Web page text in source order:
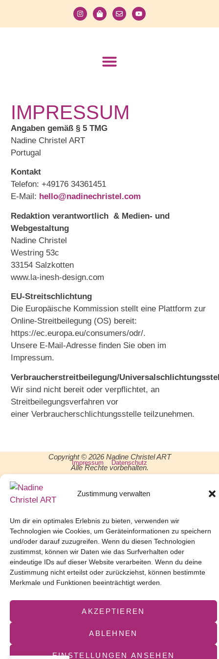
Zustimmung verwalten
Um dir ein optimales Erlebnis zu bieten, verwenden wir
Technologien wie Cookies, um Geräteinformationen zu speichern
und/oder darauf zuzugreifen. Wenn du diesen Technologien
zustimmst, können wir Daten wie das Surfverhalten oder
eindeutige IDs auf dieser Website verarbeiten. Wenn du deine
Zustimmung nicht erteilst oder zurückziehst, können bestimmte
Merkmale und Funktionen beeinträchtigt werden.
AKZEPTIEREN
ABLEHNEN
EINSTELLUNGEN ANSEHEN
IMPRESSUM
Angaben gemäß § 5 TMG
Nadine Christel ART
Portugal
Kontakt
Telefon: +49176 34361451
E-Mail: hello@nadinechristel.com
Redaktion verantwortlich & Medien- und
Webgestaltung
Nadine Christel
Westring 53c
33154 Salzkotten
www.la-inesh-design.com
EU-Streitschlichtung
Die Europäische Kommission stellt eine Plattform zur
Online-Streitbeilegung (OS) bereit:
https://ec.europa.eu/consumers/odr/.
Unsere E-Mail-Adresse finden Sie oben im
Impressum.
Verbraucherstreitbeilegung/
Wir sind nicht bereit oder verpflichtet, an
Streitbeilegungsverfahren vor
einer Verbraucherschlichtungsstelle teilzunehmen.
Copyright © 2026 Nadine Christel ART
Alle Rechte vorbehalten.
Impressum Datenschutz
www.nadinechristelweb.com